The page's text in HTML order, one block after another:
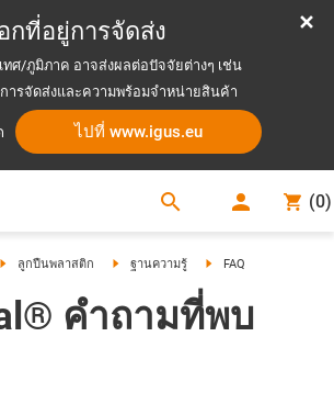
กที่อยู่การจัดส่ง
ทศ/ภูมิภาค อาจส่งผลต่อปัจจัยต่างๆ เช่น
ารจัดส่งและความพร้อมจำหน่ายสินค้า
ไปที่ www.igus.eu
search (0)
ลูกปืนพลาสติก ฐานความรู้ FAQ
คำถามที่พบ